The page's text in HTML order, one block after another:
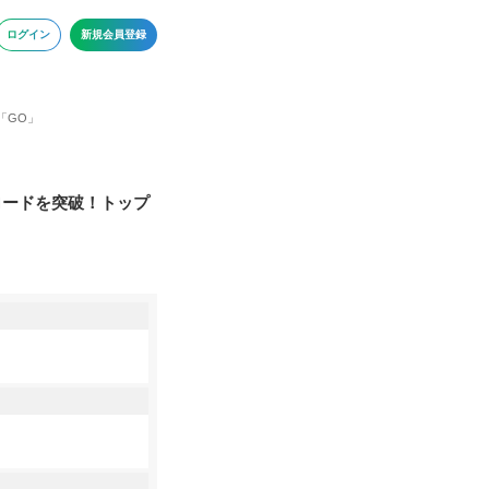
ログイン 新規会員登録
」
ドを突破！トップ